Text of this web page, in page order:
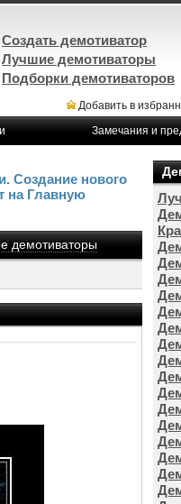
Добавить в
Замечания и
Создание нового
на Главную
демотиваторы
Создать демотиватор
Лучшие демотиваторы
Подборки демотиваторов